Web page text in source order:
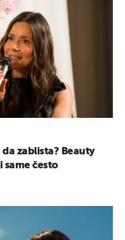
zablista? Beauty
same često